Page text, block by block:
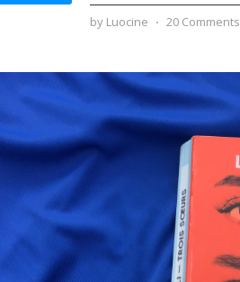
by Luocine ⋅ 20 Comments